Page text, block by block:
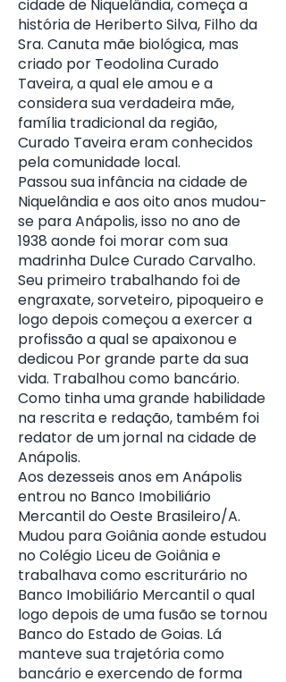
cidade de Niquelândia, começa a
história de Heriberto Silva, Filho da
Sra. Canuta mãe biológica, mas
criado por Teodolina Curado
Taveira, a qual ele amou e a
considera sua verdadeira mãe,
família tradicional da região,
Curado Taveira eram conhecidos
pela comunidade local.
Passou sua infância na cidade de
Niquelândia e aos oito anos mudou-
se para Anápolis, isso no ano de
1938 aonde foi morar com sua
madrinha Dulce Curado Carvalho.
Seu primeiro trabalhando foi de
engraxate, sorveteiro, pipoqueiro e
logo depois começou a exercer a
profissão a qual se apaixonou e
dedicou Por grande parte da sua
vida. Trabalhou como bancário.
Como tinha uma grande habilidade
na rescrita e redação, também foi
redator de um jornal na cidade de
Anápolis.
Aos dezesseis anos em Anápolis
entrou no Banco Imobiliário
Mercantil do Oeste Brasileiro/A.
Mudou para Goiânia aonde estudou
no Colégio Liceu de Goiânia e
trabalhava como escriturário no
Banco Imobiliário Mercantil o qual
logo depois de uma fusão se tornou
Banco do Estado de Goias. Lá
manteve sua trajetória como
bancário e exercendo de forma